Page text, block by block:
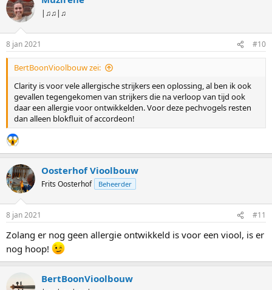
|♫♫|♫
8 jan 2021 #10
BertBoonVioolbouw zei:
Clarity is voor vele allergische strijkers een oplossing, al ben ik ook
gevallen tegengekomen van strijkers die na verloop van tijd ook
daar een allergie voor ontwikkelden. Voor deze pechvogels resten
dan alleen blokfluit of accordeon!
Oosterhof Vioolbouw
Frits Oosterhof Beheerder
8 jan 2021 #11
Zolang er nog geen allergie ontwikkeld is voor een viool, is er
nog hoop!
BertBoonVioolbouw